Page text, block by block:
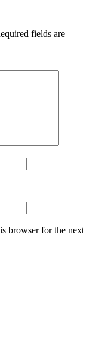
fields are
browser for the next